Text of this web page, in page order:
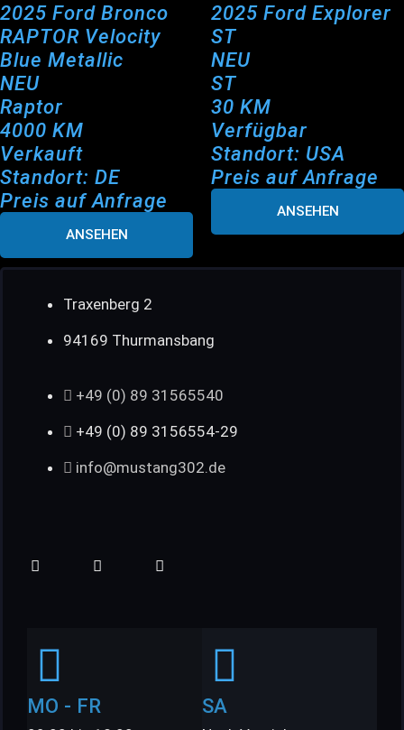
2025 Ford Bronco
RAPTOR Velocity
Blue Metallic
NEU
Raptor
4000 KM
Verkauft
Standort: DE
Preis auf Anfrage
ANSEHEN
2025 Ford Explorer
ST
NEU
ST
30 KM
Verfügbar
Standort: USA
Preis auf Anfrage
ANSEHEN
Traxenberg 2
94169 Thurmansbang
+49 (0) 89 31565540
+49 (0) 89 3156554-29
info@mustang302.de
MO - FR SA